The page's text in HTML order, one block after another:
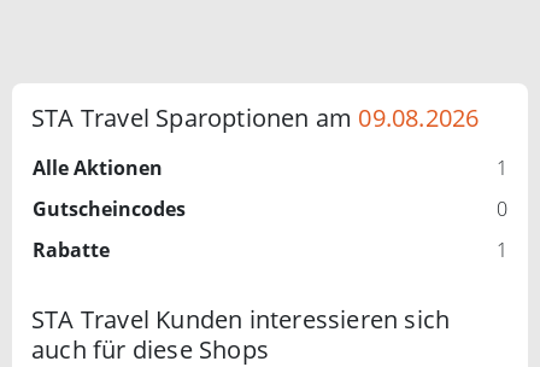
STA Travel Sparoptionen am 09.08.2026
Alle Aktionen
1
Gutscheincodes
0
Rabatte
1
STA Travel Kunden interessieren sich
auch für diese Shops